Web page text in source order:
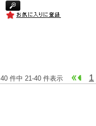
40 件中 21-40 件表示 1